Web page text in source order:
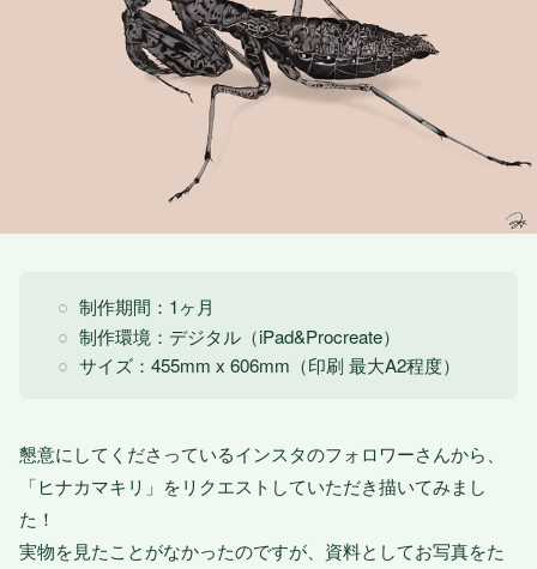
制作期間：1ヶ月
制作環境：デジタル（iPad&Procreate）
サイズ：455mm x 606mm（印刷 最大A2程度）
懇意にしてくださっているインスタのフォロワーさんから、
「ヒナカマキリ」をリクエストしていただき描いてみまし
た！
実物を見たことがなかったのですが、資料としてお写真をた